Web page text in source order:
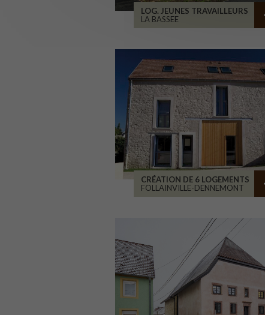
LOG. JEUNES TRAVAILLEURS
LA BASSEE
CRÉATION DE 6 LOGEMENTS
FOLLAINVILLE-DENNEMONT